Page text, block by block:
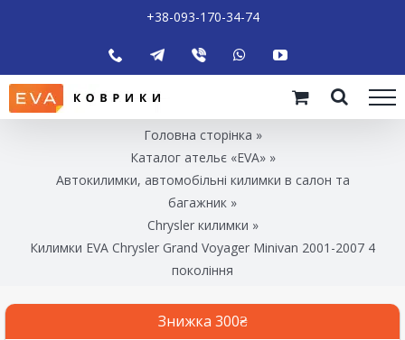
+38-093-170-34-74
Головна сторінка »
Каталог ательє «EVA»»
Автокилимки, автомобільні килимки в салон та
багажник »
Chrysler килимки »
Килимки EVA Chrysler Grand Voyager Minivan 2001-2007 4
покоління
Знижка 300₴